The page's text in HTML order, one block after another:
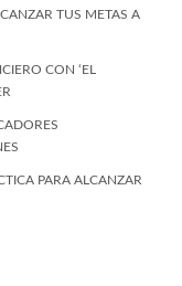
TUS METAS A
CON ‘EL
PARA ALCANZAR